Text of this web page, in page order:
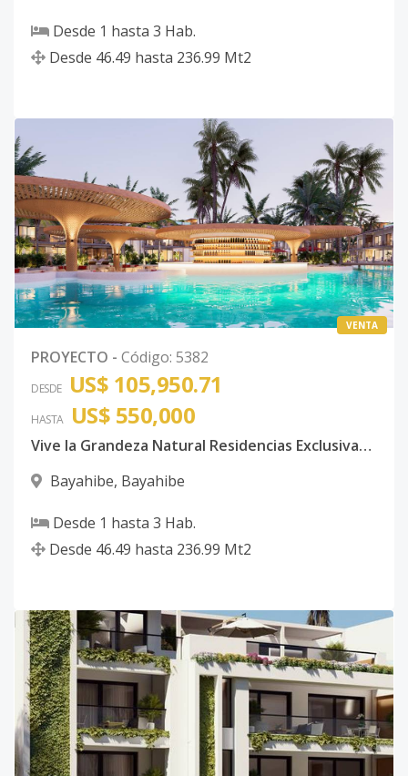
Desde 1 hasta 3 Hab.
Desde 46.49 hasta 236.99 Mt2
VENTA
PROYECTO - Código: 5382
DESDE US$ 105,950.71
HASTA US$ 550,000
Vive la Grandeza Natural Residencias Exclusivas con Amenidades de Lujo en el Caribe
Bayahibe, Bayahibe
Desde 1 hasta 3 Hab.
Desde 46.49 hasta 236.99 Mt2